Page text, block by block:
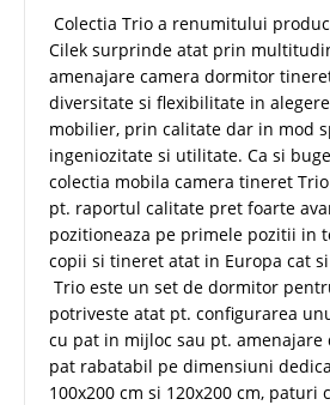
Colectia Trio a renumitului
Cilek surprinde atat prin
amenajare camera dormitor
diversitate si flexibilitate in
mobilier, prin calitate dar in mod
ingeniozitate si utilitate. Ca si
colectia mobila camera tineret
pt. raportul calitate pret foarte
pozitioneaza pe primele pozitii in
copii si tineret atat in Europa cat
Trio este un set de dormitor
potriveste atat pt. configurarea
cu pat in mijloc sau pt.
pat rabatabil pe dimensiuni
100x200 cm si 120x200 cm, paturi